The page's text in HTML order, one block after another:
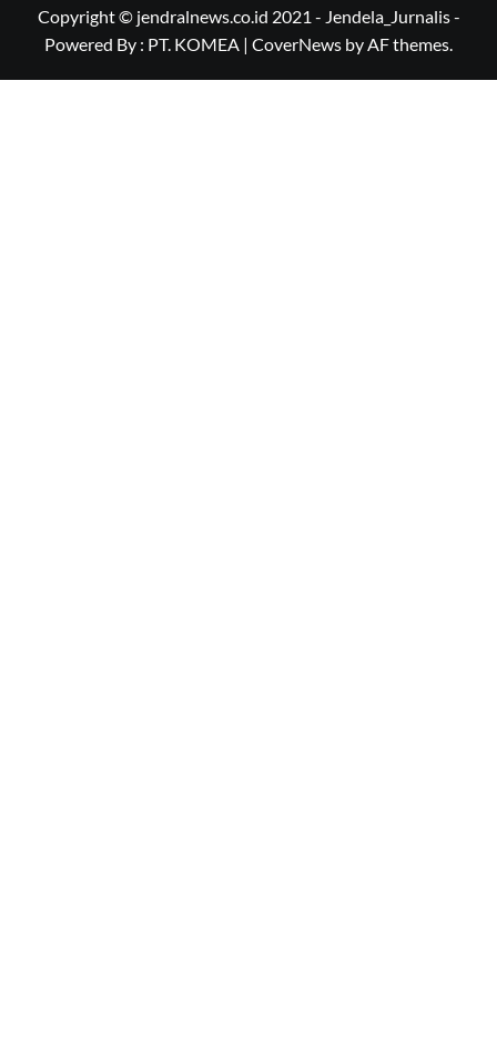
Copyright © jendralnews.co.id 2021 - Jendela_Jurnalis -
Powered By : PT. KOMEA | CoverNews by AF themes.